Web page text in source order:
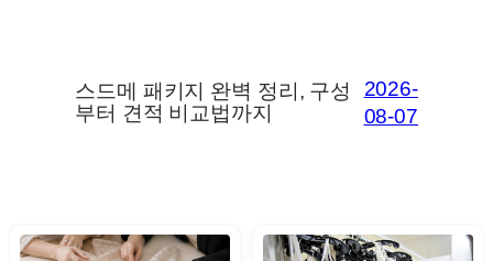
스드메 패키지 완벽 정리, 구성
부터 견적 비교법까지
2026-
08-07